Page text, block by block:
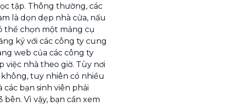
tập. Thông thường, các
là dọn dẹp nhà cửa, nấu
thể chọn một mảng cụ
ký với các công ty cung
web của các công ty
việc nhà theo giờ. Tùy nơi
tuy nhiên có nhiều
bạn sinh viên phải
Vì vậy, bạn cần xem